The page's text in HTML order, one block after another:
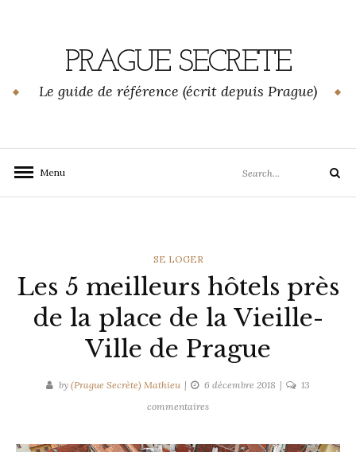
PRAGUE SECRETE
Le guide de référence (écrit depuis Prague)
Menu
for:
Search
CATEGORIES
SE LOGER
Les 5 meilleurs hôtels près
de la place de la Vieille-
Ville de Prague
by (Prague Secrète) Mathieu 6 décembre 2018
13
commentairessur